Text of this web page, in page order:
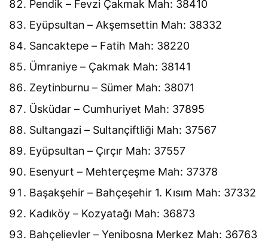
Pendik – Fevzi Çakmak Mah: 38410
Eyüpsultan – Akşemsettin Mah: 38332
Sancaktepe – Fatih Mah: 38220
Ümraniye – Çakmak Mah: 38141
Zeytinburnu – Sümer Mah: 38071
Üsküdar – Cumhuriyet Mah: 37895
Sultangazi – Sultançiftliği Mah: 37567
Eyüpsultan – Çırçır Mah: 37557
Esenyurt – Mehterçeşme Mah: 37378
Başakşehir – Bahçeşehir 1. Kısım Mah: 37332
Kadıköy – Kozyatağı Mah: 36873
Bahçelievler – Yenibosna Merkez Mah: 36763